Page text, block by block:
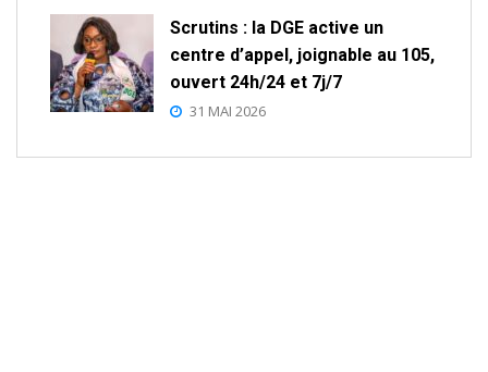
Scrutins : la DGE active un
centre d’appel, joignable au 105,
ouvert 24h/24 et 7j/7
31 MAI 2026